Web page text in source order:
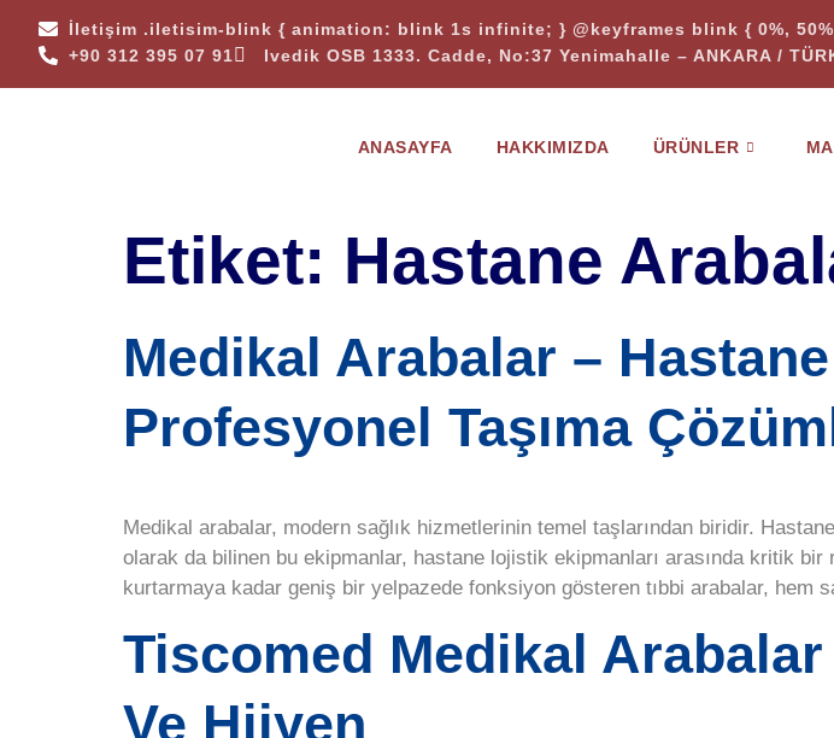
İletişim .iletisim-blink { animation: blink 1s infinite; } @keyframes blink { 0%,
+90 312 395 07 91
Ivedik OSB 1333. Cadde, No:37 Yenimahalle – ANKARA /
ANASAYFA HAKKIMIZDA ÜRÜNLER
Etiket: Hastane
Medikal Arabalar –
Profesyonel Taşıma
Medikal arabalar, modern sağlık hizmetlerinin temel taşlarından biridir.
olarak da bilinen bu ekipmanlar, hastane lojistik ekipmanları arasında kritik
kurtarmaya kadar geniş bir yelpazede fonksiyon gösteren tıbbi arabalar, hem
Tiscomed Medikal
Ve Hijyen